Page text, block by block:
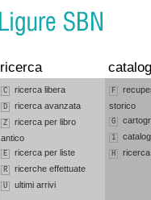
ricerca
C ricerca libera
D ricerca avanzata
Z
ricerca per libro
antico
E ricerca per liste
R ricerche effettuate
U ultimi arrivi
F
storico
G
1
H ricerca